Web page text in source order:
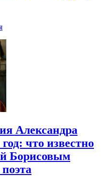
Александра
что известно
Борисовым